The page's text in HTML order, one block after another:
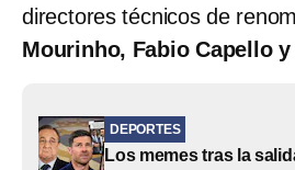
directores técnicos de
Mourinho, Fabio Capello
DEPORTES
Los memes tras la